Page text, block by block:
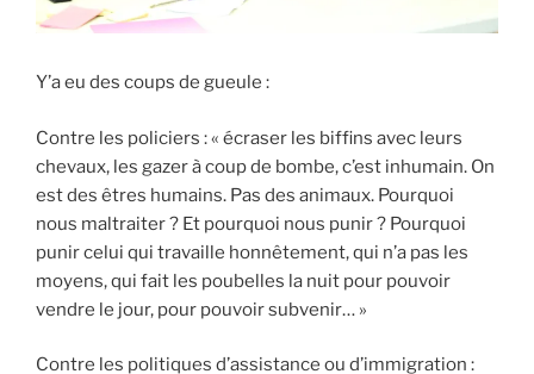
Y’a eu des coups de gueule :
Contre les policiers : « écraser les biffins avec leurs
chevaux, les gazer à coup de bombe, c’est inhumain. On
est des êtres humains. Pas des animaux. Pourquoi
nous maltraiter ? Et pourquoi nous punir ? Pourquoi
punir celui qui travaille honnêtement, qui n’a pas les
moyens, qui fait les poubelles la nuit pour pouvoir
vendre le jour, pour pouvoir subvenir… »
Contre les politiques d’assistance ou d’immigration :